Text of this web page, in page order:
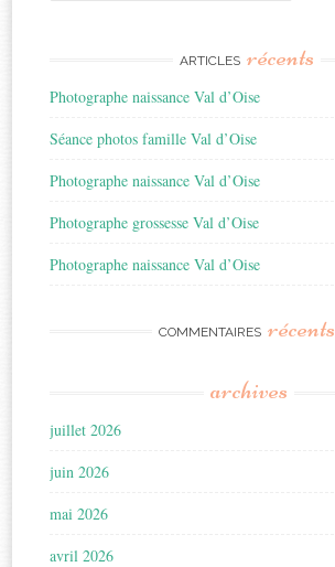
ARTICLES récents
Photographe naissance Val d’Oise
Séance photos famille Val d’Oise
Photographe naissance Val d’Oise
Photographe grossesse Val d’Oise
Photographe naissance Val d’Oise
COMMENTAIRES récents
archives
juillet 2026
juin 2026
mai 2026
avril 2026